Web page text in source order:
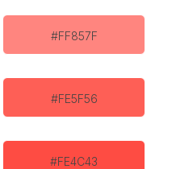
#FF857F
#FE5F56
#FE4C43